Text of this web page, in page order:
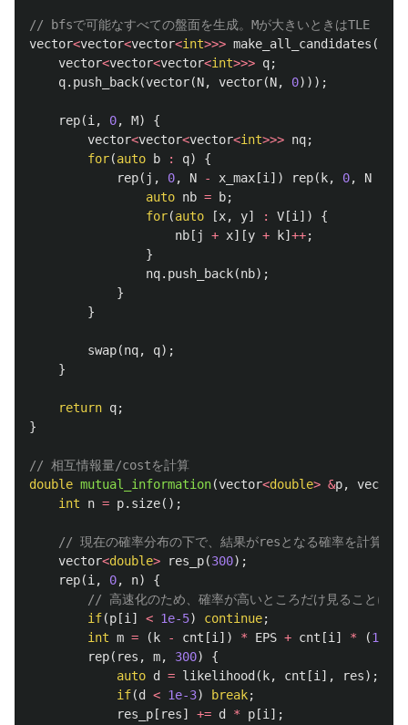
// bfsで可能なすべての盤面を生成。Mが大きいときはTLE
vector<vector<vector<int>>> make_all_candidates ()
vector<vector<vector<int>>> q;
q. push_back(vector(N, vector(N, 0)));
rep(i , 0, M)
{
vector<vector<vector<int>>> nq;
for(auto b : q)
{
rep( j , 0, N - x_max [i ]) rep( k, 0, N
auto nb = b;
for(auto [x, y] : V [i ])
{
nb [ j + x][y + k] ++;
}
nq. push_back(nb);
}
}
swap(nq, q);
}
return q;
}
// 相互情報量/costを計算
double mutual_information(vector<double> &p, vector
int
n = p. size();
// 現在の確率分布の下で、結果がresとなる確率を計算
vector<double> res_p(300);
rep(i , 0, n)
{
// 高速化のため、確率が高いところだけ見ることに
if(p [i ] < 1e-5) continue;
int m = ( k - cnt [i ]) * EPS + cnt [i ] * (1
rep( res , m, 300)
{
auto d = likelihood ( k, cnt [i ], res);
if(d < 1e-3) break;
res_p [ res] += d * p [i ];